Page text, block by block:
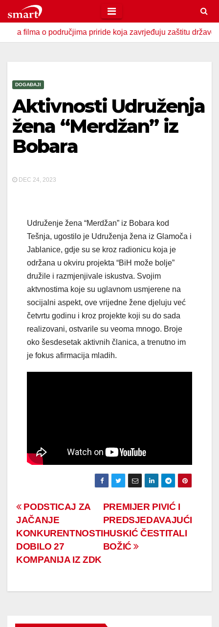
to
contento područjima priride koja zavrjeđuju zaštitu države U
DOGAĐAJI
Aktivnosti Udruženja
žena “Merdžan” iz
Bobara
DEC 24, 2023
Udruženje žena “Merdžan” iz Bobara kod
Tešnja, ugostilo je Udruženja žena iz Glamoča i
Jablanice, gdje su se kroz radionicu koja je
održana u okviru projekta “BiH može bolje”
družile i razmjenjivale iskustva. Svojim
aktvnostima koje su uglavnom usmjerene na
socijalni aspekt, ove vrijedne žene djeluju već
četvrtu godinu i kroz projekte koji su do sada
realizovani, ostvarile su veoma mnogo. Broje
oko šesdesetak aktivnih članica, a trenutno im
je fokus afirmacija mladih.
Navigacija
članaka
PREMIJER PIVIĆ I
PREDSJEDAVAJUĆI
HUSKIĆ ČESTITALI
BOŽIĆ
PODSTICAJ ZA
JAČANJE
KONKURENTNOSTI
DOBILO 27
KOMPANIJA IZ ZDK